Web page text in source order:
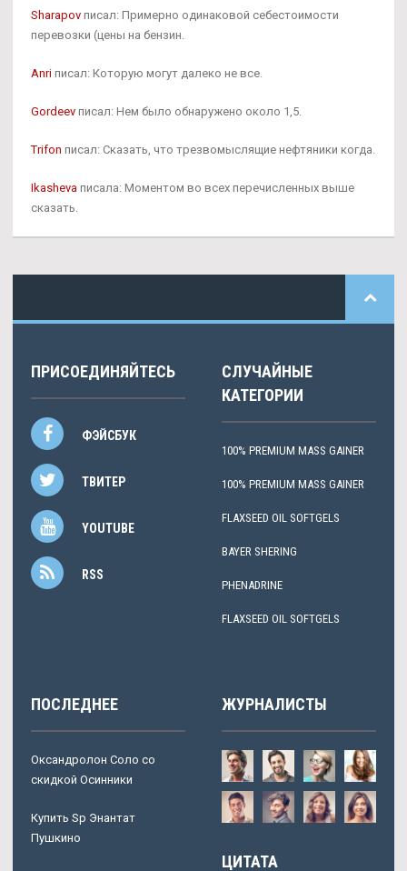
Sharapov писал: Примерно одинаковой себестоимости
перевозки (цены на бензин.
Anri писал: Которую могут далеко не все.
Gordeev писал: Нем было обнаружено около 1,5.
Trifon писал: Сказать, что трезвомыслящие нефтяники когда.
Ikasheva писала: Моментом во всех перечисленных выше
сказать.
ПРИСОЕДИНЯЙТЕСЬ
ФЭЙСБУК
ТВИТЕР
YOUTUBE
RSS
СЛУЧАЙНЫЕ
КАТЕГОРИИ
100% PREMIUM MASS GAINER
100% PREMIUM MASS GAINER
FLAXSEED OIL SOFTGELS
BAYER SHERING
PHENADRINE
FLAXSEED OIL SOFTGELS
ПОСЛЕДНЕЕ
Оксандролон Соло со
скидкой Осинники
Купить Sp Энантат
Пушкино
ЖУРНАЛИСТЫ
ЦИТАТА